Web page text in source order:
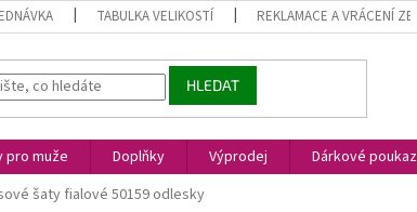
TABULKA VELIKOSTÍ REKLAMACE A VRÁCENÍ
HLEDAT
pro muže Doplňky Výprodej Dárkové
šaty fialové 50159 odlesky